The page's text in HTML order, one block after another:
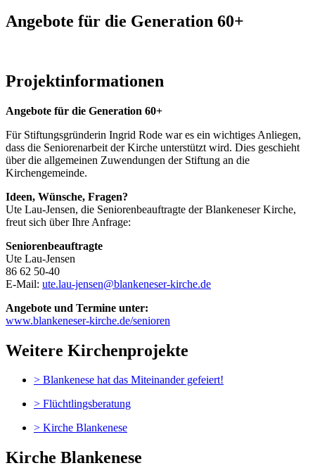
Angebote für die Generation 60+
Projektinformationen
Angebote für die Generation 60+
Für Stiftungsgründerin Ingrid Rode war es ein wichtiges Anliegen,
dass die Seniorenarbeit der Kirche unterstützt wird. Dies geschieht
über die allgemeinen Zuwendungen der Stiftung an die
Kirchengemeinde.
Ideen, Wünsche, Fragen?
Ute Lau-Jensen, die Seniorenbeauftragte der Blankeneser Kirche,
freut sich über Ihre Anfrage:
Seniorenbeauftragte
Ute Lau-Jensen
86 62 50-40
E-Mail: ute.lau-jensen@blankeneser-kirche.de
Angebote und Termine unter:
www.blankeneser-kirche.de/senioren
Weitere Kirchenprojekte
> Blankenese hat das Miteinander gefeiert!
> Flüchtlingsberatung
> Kirche Blankenese
Kirche Blankenese